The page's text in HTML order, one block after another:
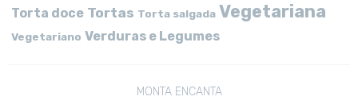
Torta doce Tortas Torta salgada Vegetariana
Vegetariano Verduras e Legumes
MONTA ENCANTA